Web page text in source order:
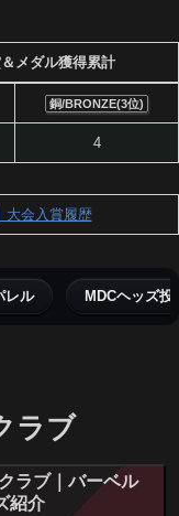
メダル獲得累計
銅/BRONZE(3位)
4
大会入賞履歴
レル MDCヘッズ投
ラブ
ラブ｜バーベル
紹介